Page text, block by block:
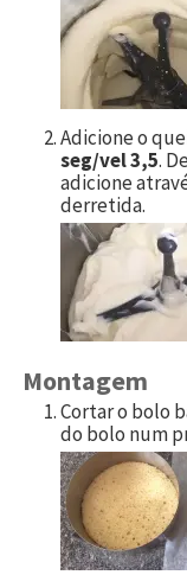
Adicione o
seg/vel 3,5.
adicione
derretida.
Montagem
Cortar o bolo
do bolo num